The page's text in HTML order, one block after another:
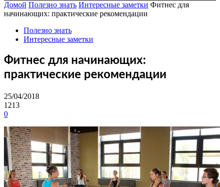
Домой Полезно знать Интересные заметки Фитнес для
начинающих: практические рекомендации
Полезно знать
Интересные заметки
Фитнес для начинающих:
практические рекомендации
25/04/2018
1213
0